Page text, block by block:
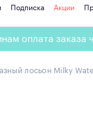
Подписка Акции
оплата заказа
лосьон Milky